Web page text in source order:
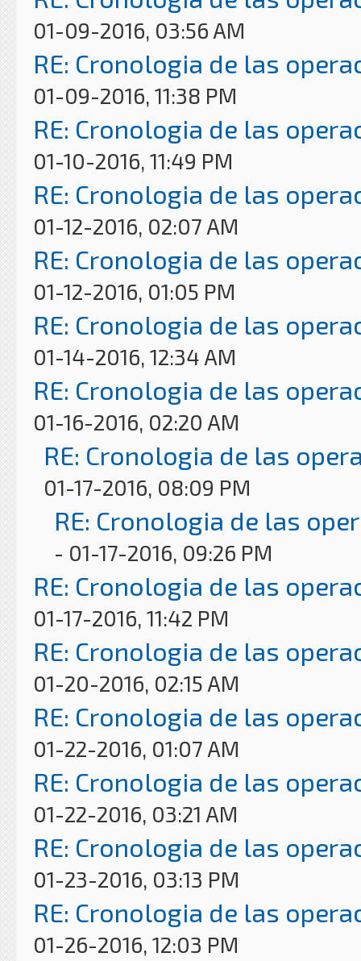
01-09-2016, 03:56 AM
RE: Cronologia de las
01-09-2016, 11:38 PM
RE: Cronologia de las
01-10-2016, 11:49 PM
RE: Cronologia de las
01-12-2016, 02:07 AM
RE: Cronologia de las
01-12-2016, 01:05 PM
RE: Cronologia de las
01-14-2016, 12:34 AM
RE: Cronologia de las
01-16-2016, 02:20 AM
RE: Cronologia de las
01-17-2016, 08:09 PM
RE: Cronologia de las
- 01-17-2016, 09:26 PM
RE: Cronologia de las
01-17-2016, 11:42 PM
RE: Cronologia de las
01-20-2016, 02:15 AM
RE: Cronologia de las
01-22-2016, 01:07 AM
RE: Cronologia de las
01-22-2016, 03:21 AM
RE: Cronologia de las
01-23-2016, 03:13 PM
RE: Cronologia de las
01-26-2016, 12:03 PM